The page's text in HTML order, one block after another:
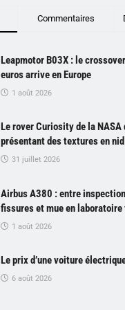
Commentaires
Leapmotor B03X : le
euros arrive en Europe
1 août 2026
Le rover Curiosity de la NASA
présentant des textures en
31 juillet 2026
Airbus A380 : entre
fissures et mue en
1 août 2026
Le prix d’une voiture
6 août 2026